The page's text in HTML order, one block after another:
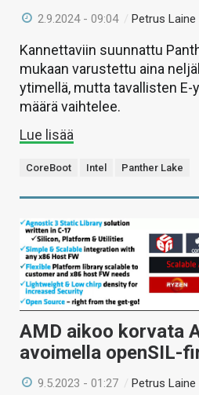
HAKU
2.9.2024 - 09:04 /Petrus Laine
Kannettaviin suunnattu
mukaan varustettu aina
ytimellä, mutta tavallisten
määrä vaihtelee.
Lue lisää
CoreBoot Intel Panther Lake
AMD aikoo korvata
avoimella openSIL-
9.5.2023 - 01:27 / Petrus Laine